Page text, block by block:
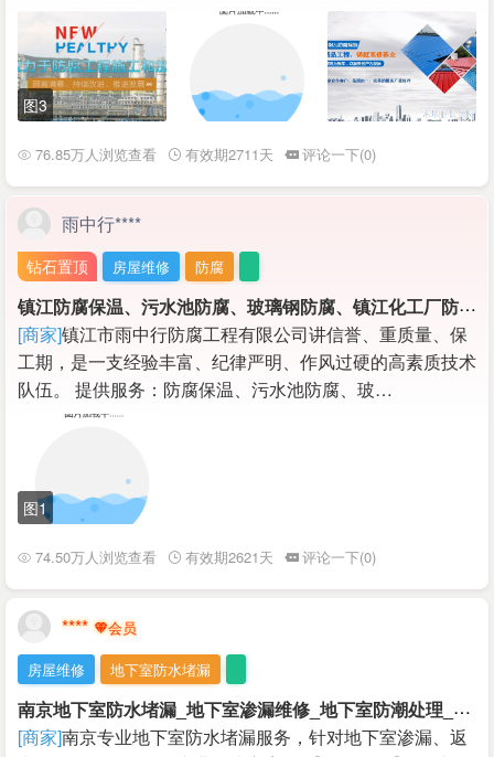
图3
76.85万人浏览查看 有效期2711天 评论一下(0)
雨中行****
钻石置顶 房屋维修 防腐
镇
江防腐保温、污水池防腐、玻璃钢防腐、镇江化工厂防腐保温，管道保温工程等施工
[商家]镇江市雨中行防腐工程有限公司讲信誉、重质量、保
工期，是一支经验丰富、纪律严明、作风过硬的高素质技术
队伍。 提供服务：防腐保温、污水池防腐、玻…
图1
74.50万人浏览查看 有效期2621天 评论一下(0)
****
房屋维修 地下室防水堵漏
南
京地下室防水堵漏_地下室渗漏维修_地下室防潮处理_专业施工
[商家]南京专业地下室防水堵漏服务，针对地下室渗漏、返